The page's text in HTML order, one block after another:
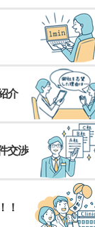
正社員
介
交渉
！